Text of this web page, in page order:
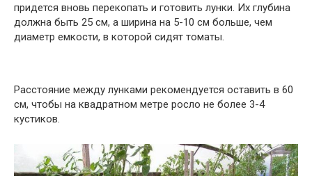
придется вновь перекопать и готовить лунки. Их глубина
должна быть 25 см, а ширина на 5-10 см больше, чем
диаметр емкости, в которой сидят томаты.
Расстояние между лунками рекомендуется оставить в 60
см, чтобы на квадратном метре росло не более 3-4
кустиков.